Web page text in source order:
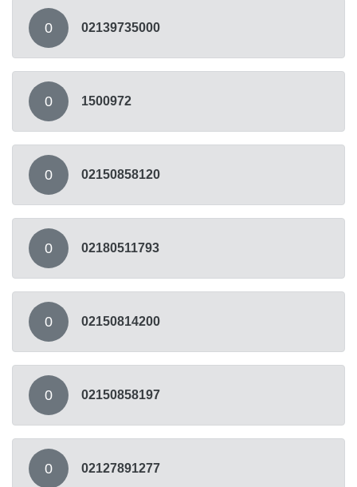
0 02139735000
0 1500972
0 02150858120
0 02180511793
0 02150814200
0 02150858197
0 02127891277